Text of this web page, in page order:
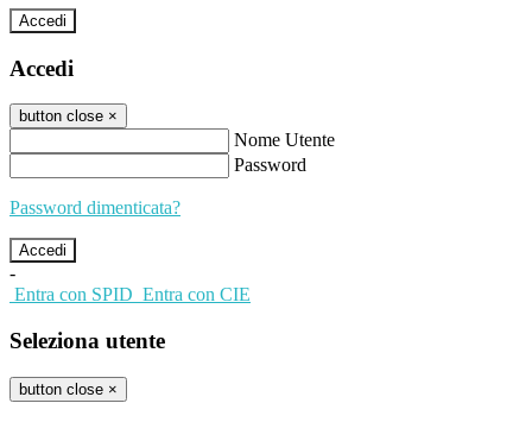
Accedi
Accedi
button close ×
Nome Utente
Password
Password dimenticata?
-
Entra con SPID Entra con CIE
Seleziona utente
button close ×